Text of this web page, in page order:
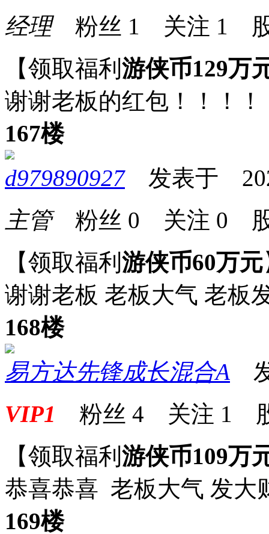
经理粉丝 1 关注 1
【领取福利 游侠币129万
谢谢老板的红包！！！！
167楼
d979890927发表于
主管粉丝 0 关注 0
【领取福利 游侠币60万元
谢谢老板 老板大气 老板
168楼
易方达先锋成长混合A
VIP1 粉丝 4 关注 1
【领取福利 游侠币109万
恭喜恭喜 老板大气 发大
169楼